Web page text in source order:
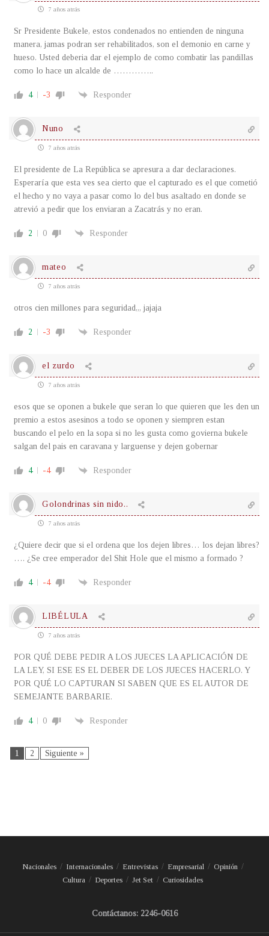
7 años atrás
Sr Presidente Bukele, estos condenados no entienden de ninguna
manera, jamas podran ser rehabilitados, son el demonio en carne y
hueso. Usted deberia dar el ejemplo de como combatir las pandillas
como lo hace un alcalde de …………..
4 -3 Responder
Nuno
7 años atrás
El presidente de La República se apresura a dar declaraciones.
Esperaría que esta ves sea cierto que el capturado es el que cometió
el hecho y no vaya a pasar como lo del bus asaltado en donde se
atrevió a pedir que los enviaran a Zacatrás y no eran.
2 0 Responder
mateo
7 años atrás
otros cien millones para seguridad,,, jajaja
2 -3 Responder
el zurdo
7 años atrás
esos que se oponen a bukele que seran lo que quieren que les den un
premio a estos asesinos a todo se oponen y siempren estan
buscando el pelo en la sopa si no les gusta como govierna bukele
salgan del pais en caravana y larguense y dejen gobernar
4 -4 Responder
Golondrinas sin nido..
7 años atrás
¿Quiere decir que si el ordena que los dejen libres… los dejan libres?
…. ¿Se cree emperador del Shit Hole que el mismo a formado ?
4 -4 Responder
LIBÉLULA
7 años atrás
POR QUÉ DEBE PEDIR A LOS JUECES LA APLICACIÓN DE
LA LEY, SI ESE ES EL DEBER DE LOS JUECES HACERLO. Y
POR QUÉ LO CAPTURAN SI SABEN QUE ES EL AUTOR DE
SEMEJANTE BARBARIE.
4 0 Responder
1 2 Siguiente »
Nacionales Internacionales Entrevistas Empresarial
Opinión
Cultura
Deportes Jet Set Curiosidades
Contáctanos: 2246-0616